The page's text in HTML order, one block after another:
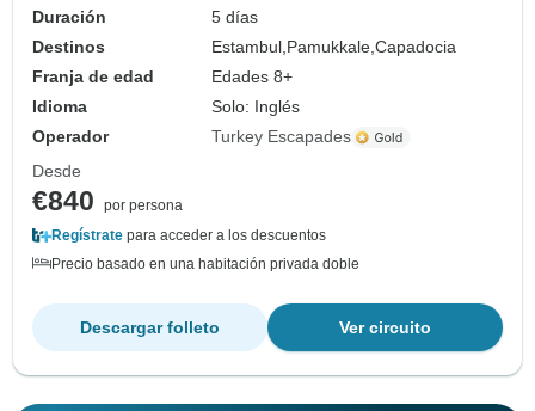
Duración
5 días
Destinos
Estambul, Pamukkale,Capadocia
Franja de edad
Edades 8+
Idioma
Solo: Inglés
Operador
Turkey Escapades
Desde
€840
por persona
Regístrate para acceder a los descuentos
Precio basado en una habitación privada doble
Ver circuito
Descargar folleto